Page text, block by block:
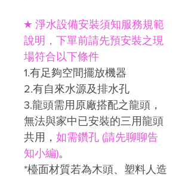
★ 淨水設備安裝須知服務規範
說明，下單前請先預安裝之現
場符合以下條件
1.有足夠空間擺放機器
2.有自來水源及排水孔
3.龍頭需用原廠搭配之龍頭，
無法與家中已安裝的三用龍頭
共用， 如需鑽孔 (請先聊聊告
知小編)。
*檯面材質若為木頭、塑料人造